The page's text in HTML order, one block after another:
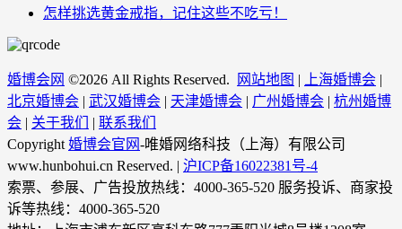
怎样挑选黄金戒指，记住这些不吃亏！
婚博会网 ©2026 All Rights Reserved. 网站地图 | 上海婚博会 |
北京婚博会 | 武汉婚博会 | 天津婚博会 | 广州婚博会 | 杭州婚博
会 | 关于我们 | 联系我们
Copyright 婚博会官网-唯婚网络科技（上海）有限公司
www.hunbohui.cn Reserved. | 沪ICP备16022381号-4
索票、参展、广告投放热线：4000-365-520 服务投诉、商家投
诉等热线：4000-365-520